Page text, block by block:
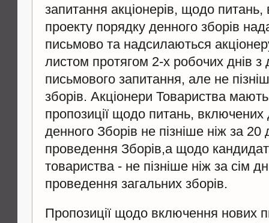
запитання акціонерів, щодо
проекту порядку денного зборів
письмово та надсилаються
листом протягом 2-х робочих днів з
письмового запитання, але не
зборів. Акціонери Товариства
пропозиції щодо питань, включених
денного Зборів не пізніше ніж за 20
проведення Зборів,а щодо
товариства - не пізніше ніж за сім
проведення загальних зборів.
Пропозиції щодо включення нових